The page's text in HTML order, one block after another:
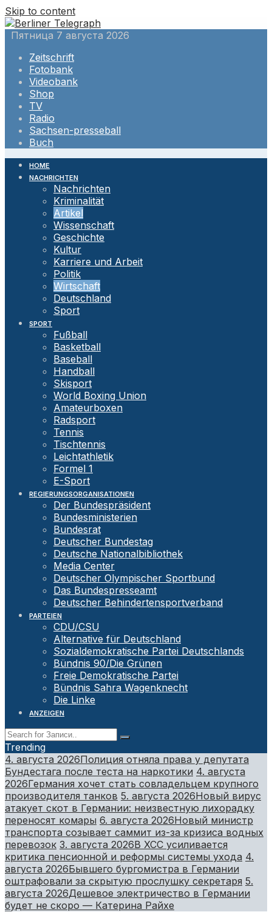
Skip to content
Пятница 7 августа 2026
Zeitschrift
Fotobank
Videobank
Shop
TV
Radio
Sachsen-presseball
Buch
HOME
NACHRICHTEN
Nachrichten
Kriminalität
Artikel
Wissenschaft
Geschichte
Kultur
Karriere und Arbeit
Politik
Wirtschaft
Deutschland
Sport
SPORT
Fußball
Basketball
Baseball
Handball
Skisport
World Boxing Union
Amateurboxen
Radsport
Tennis
Tischtennis
Leichtathletik
Formel 1
E-Sport
REGIERUNGSORGANISATIONEN
Der Bundespräsident
Bundesministerien
Bundesrat
Deutscher Bundestag
Deutsche Nationalbibliothek
Media Center
Deutscher Olympischer Sportbund
Das Bundespresseamt
Deutscher Behindertensportverband
PARTEIEN
CDU/CSU
Alternative für Deutschland
Sozialdemokratische Partei Deutschlands
Bündnis 90/Die Grünen
Freie Demokratische Partei
Bündnis Sahra Wagenknecht
Die Linke
ANZEIGEN
Trending
4. августа 2026Полиция отняла права у депутата
Бундестага после теста на наркотики 4. августа
2026Германия хочет стать совладельцем крупного
производителя танков 5. августа 2026Новый вирус
атакует скот в Германии: неизвестную лихорадку
переносят комары 6. августа 2026Новый министр
транспорта созывает саммит из-за кризиса водных
перевозок 3. августа 2026В ХСС усиливается
критика пенсионной и реформы системы ухода 4.
августа 2026Бывшего бургомистра в Германии
оштрафовали за скрытую прослушку секретаря 5.
августа 2026Дешевое электричество в Германии
будет не скоро — Катерина Райхе